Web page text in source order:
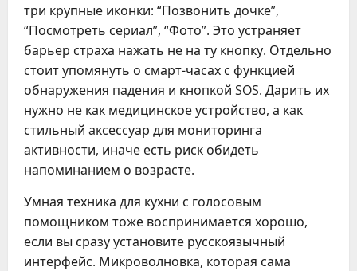
три крупные иконки: “Позвонить дочке”,
“Посмотреть сериал”, “Фото”. Это устраняет
барьер страха нажать не на ту кнопку. Отдельно
стоит упомянуть о смарт-часах с функцией
обнаружения падения и кнопкой SOS. Дарить их
нужно не как медицинское устройство, а как
стильный аксессуар для мониторинга
активности, иначе есть риск обидеть
напоминанием о возрасте.
Умная техника для кухни с голосовым
помощником тоже воспринимается хорошо,
если вы сразу установите русскоязычный
интерфейс. Микроволновка, которая сама